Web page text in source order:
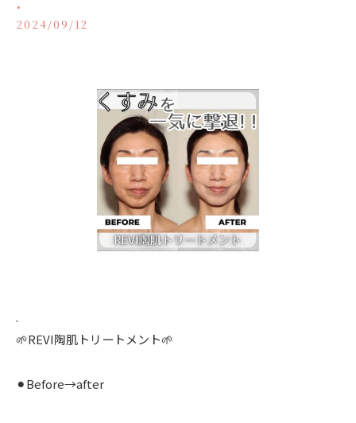
2024/09/12
.
🌱REVI陶肌トリートメント🌱
⚫︎Before→after